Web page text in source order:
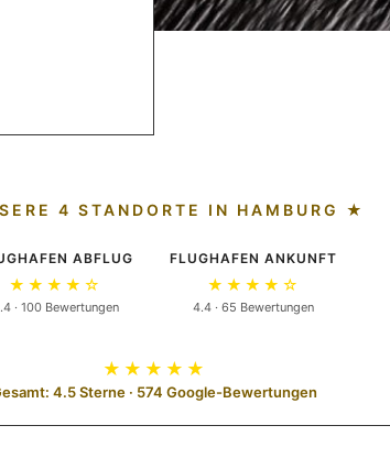
4 STANDORTE IN HAMBURG ★
ABFLUG
★★★★☆
· 100 Bewertungen
FLUGHAFEN ANKUNFT
★★★★☆
4.4 · 65 Bewertungen
★★★★★
4.5 Sterne · 574 Google-Bewertungen